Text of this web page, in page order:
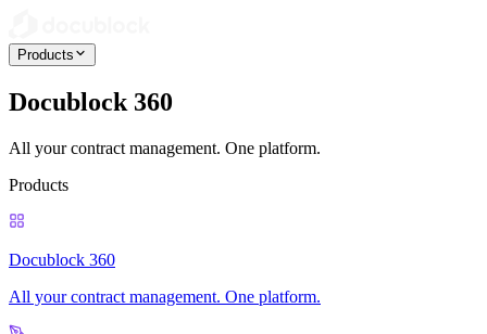
Products
Docublock 360
All your contract management. One platform.
Products
Docublock 360
All your contract management. One platform.